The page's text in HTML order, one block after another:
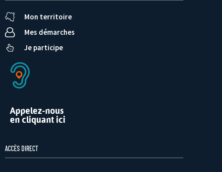
Mon territoire
Mes démarches
Je participe
Appelez-nous
en cliquant ici
ACCÈS DIRECT